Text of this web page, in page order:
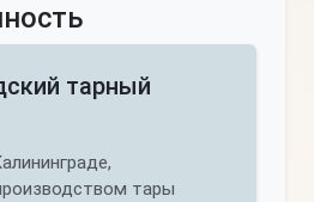
тарный
тары